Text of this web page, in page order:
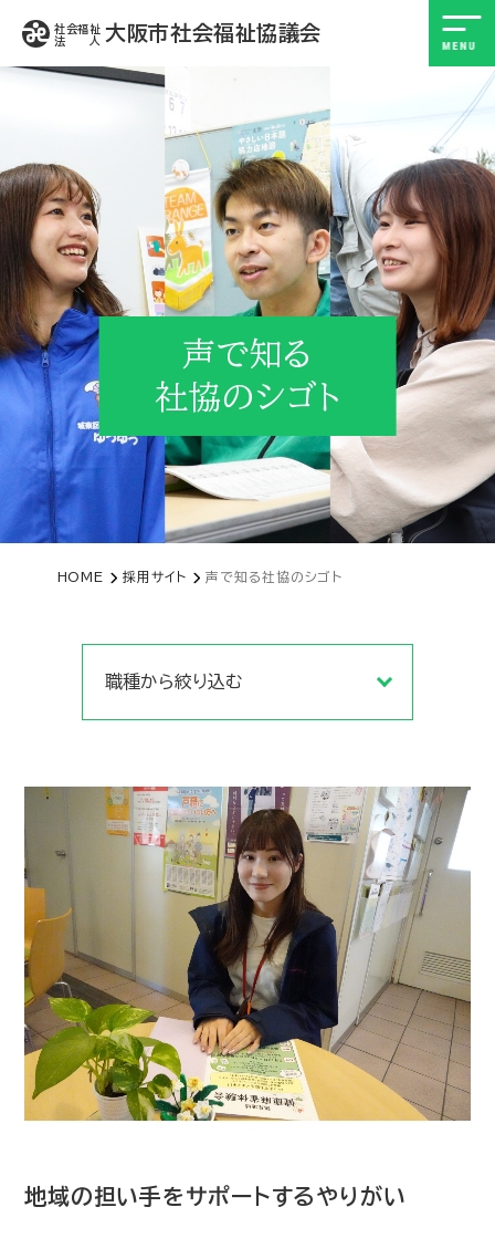
社会福祉
法 人
大阪市社会福祉協議会
声で知る
社協のシゴト
HOME 採用サイト 声で知る社協のシゴト
地域の担い手をサポートするやりがい